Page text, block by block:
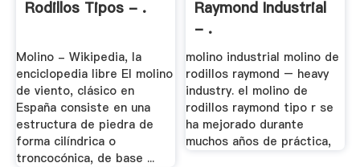
Rodillos Tipos - .
Molino - Wikipedia, la
enciclopedia libre El molino
de viento, clásico en
España consiste en una
estructura de piedra de
forma cilíndrica o
troncocónica, de base ...
Raymond Industrial
- .
molino industrial molino de
rodillos raymond – heavy
industry. el molino de
rodillos raymond tipo r se
ha mejorado durante
muchos años de práctica,